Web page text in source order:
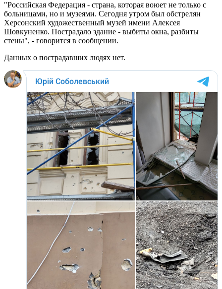
"Российская Федерация - страна, которая воюет не только с
больницами, но и музеями. Сегодня утром был обстрелян
Херсонский художественный музей имени Алексея
Шовкуненко. Пострадало здание - выбиты окна, разбиты
стены", - говорится в сообщении.
Данных о пострадавших людях нет.